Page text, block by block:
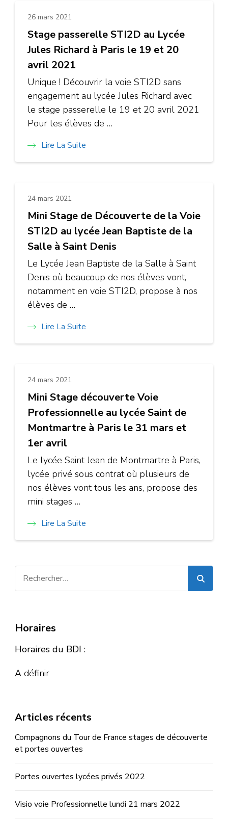
26 mars 2021
Stage passerelle STI2D au Lycée
Jules Richard à Paris le 19 et 20
avril 2021
Unique ! Découvrir la voie STI2D sans
engagement au lycée Jules Richard avec
le stage passerelle le 19 et 20 avril 2021
Pour les élèves de …
Lire La Suite
24 mars 2021
Mini Stage de Découverte de la Voie
STI2D au lycée Jean Baptiste de la
Salle à Saint Denis
Le Lycée Jean Baptiste de la Salle à Saint
Denis où beaucoup de nos élèves vont,
notamment en voie STI2D, propose à nos
élèves de …
Lire La Suite
24 mars 2021
Mini Stage découverte Voie
Professionnelle au lycée Saint de
Montmartre à Paris le 31 mars et
1er avril
Le lycée Saint Jean de Montmartre à Paris,
lycée privé sous contrat où plusieurs de
nos élèves vont tous les ans, propose des
mini stages …
Lire La Suite
Horaires
Horaires du BDI :
A définir
Articles récents
Compagnons du Tour de France stages de découverte
et portes ouvertes
Portes ouvertes lycées privés 2022
Visio voie Professionnelle lundi 21 mars 2022